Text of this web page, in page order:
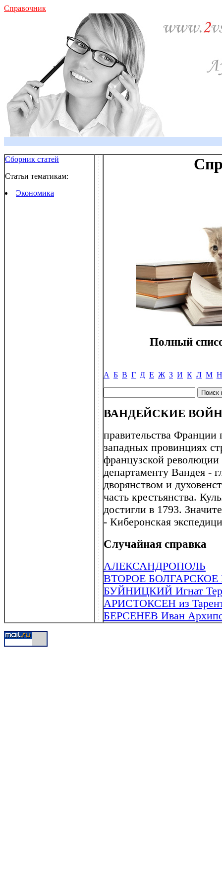
Справочник
Сборник статей
Статьи тематикам:
Экономика
Полный
А Б В Г Д Е Ж З И К Л М Н
ВАНДЕЙСКИЕ
правительства Франции
западных провинциях
французской
департаменту Вандея -
дворянством и
часть крестьянства.
достигли в 1793.
- Киберонская
Случайная справка
АЛЕКСАНДРОПОЛЬ
ВТОРОЕ
БУЙНИЦКИЙ Игнат
АРИСТОКСЕН из
БЕРСЕНЕВ Иван